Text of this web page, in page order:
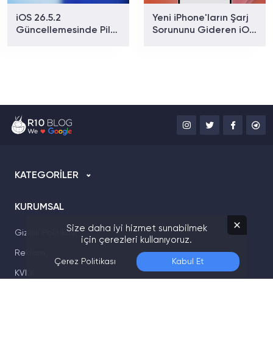
iOS 26.5.2
Güncellemesinde Pil
Yeni iPhone'ların Şarj
Sorununu Gideren iOS
KATEGORİLER
KURUMSAL
Gizlilik Politikası
Reklam
KVKK
Size daha iyi hizmet sunabilmek
için çerezleri kullanıyoruz.
Çerez Politikası Kabul Et